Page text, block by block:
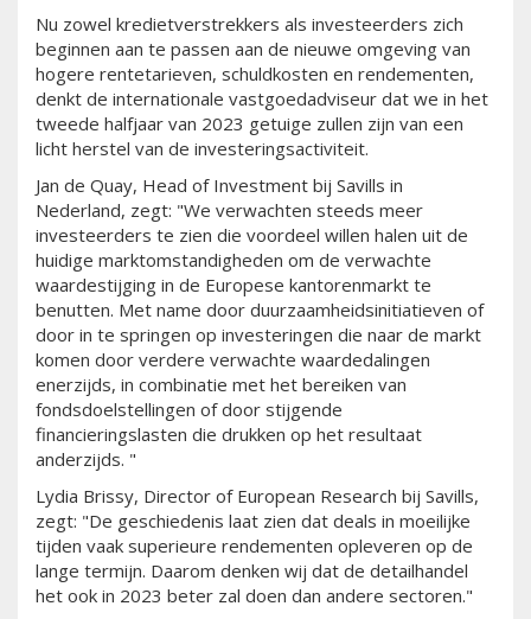
Nu zowel kredietverstrekkers als investeerders zich
beginnen aan te passen aan de nieuwe omgeving van
hogere rentetarieven, schuldkosten en rendementen,
denkt de internationale vastgoedadviseur dat we in het
tweede halfjaar van 2023 getuige zullen zijn van een
licht herstel van de investeringsactiviteit.
Jan de Quay, Head of Investment bij Savills in
Nederland, zegt: "We verwachten steeds meer
investeerders te zien die voordeel willen halen uit de
huidige marktomstandigheden om de verwachte
waardestijging in de Europese kantorenmarkt te
benutten. Met name door duurzaamheidsinitiatieven of
door in te springen op investeringen die naar de markt
komen door verdere verwachte waardedalingen
enerzijds, in combinatie met het bereiken van
fondsdoelstellingen of door stijgende
financieringslasten die drukken op het resultaat
anderzijds. "
Lydia Brissy, Director of European Research bij Savills,
zegt: "De geschiedenis laat zien dat deals in moeilijke
tijden vaak superieure rendementen opleveren op de
lange termijn. Daarom denken wij dat de detailhandel
het ook in 2023 beter zal doen dan andere sectoren."